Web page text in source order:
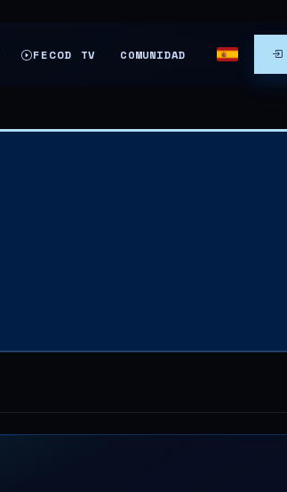
FECOD TV COMUNIDAD